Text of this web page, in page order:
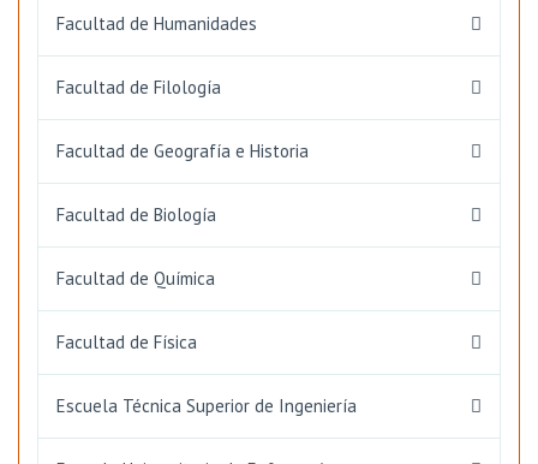
Facultad de Humanidades
Facultad de Filología
Facultad de Geografía e Historia
Facultad de Biología
Facultad de Química
Facultad de Física
Escuela Técnica Superior de Ingeniería